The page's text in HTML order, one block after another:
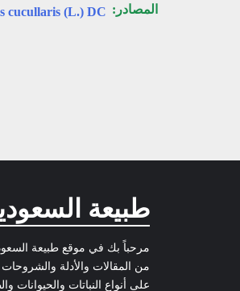
المصادر: cucullaris (L.) DC.
طبيعة
مرحباً بك في موقع طبيعة
من المقالات والأدلة
على أنواع النباتات